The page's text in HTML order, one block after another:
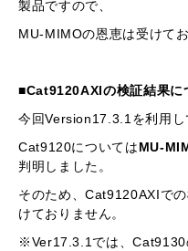
製品ですので、
MU-MIMOの恩恵は受けてお
■Cat9120AXIの検証結果に
今回Version17.3.1を利用し
Cat9120についてはMU-
判明しました。
そのため、Cat9120AXIで
けておりません。
※Ver17.3.1では、Cat9130